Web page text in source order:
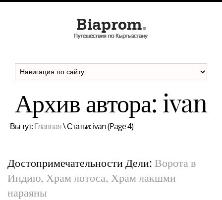
Архив автора: ivan
Вы тут:Главная\Статьи: ivan(Page 4)
Достопримечательности Дели: Ворота в
Индию, Храм лотоса, Храм лакшми
нараяны